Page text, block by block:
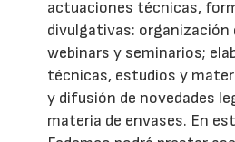
actuaciones técnicas,
divulgativas: organización
webinars y seminarios;
técnicas, estudios y
y difusión de novedades
materia de envases. En